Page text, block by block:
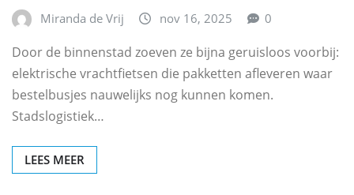
Miranda de Vrij nov 16, 2025 0
Door de binnenstad zoeven ze bijna geruisloos voorbij:
elektrische vrachtfietsen die pakketten afleveren waar
bestelbusjes nauwelijks nog kunnen komen.
Stadslogistiek…
LEES MEER